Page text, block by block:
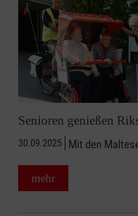
Senioren genießen
30.09.2025 Mit den
mehr